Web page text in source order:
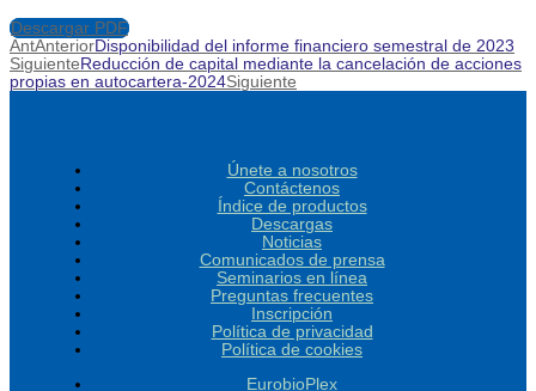
Descargar PDF
AntAnteriorDisponibilidad del informe financiero semestral de 2023
Siguiente Reducción de capital mediante la cancelación de acciones
propias en autocartera-2024Siguiente
Únete a nosotros
Contáctenos
Índice de productos
Descargas
Noticias
Comunicados de prensa
Seminarios en línea
Preguntas frecuentes
Inscripción
Política de privacidad
Política de cookies
EurobioPlex